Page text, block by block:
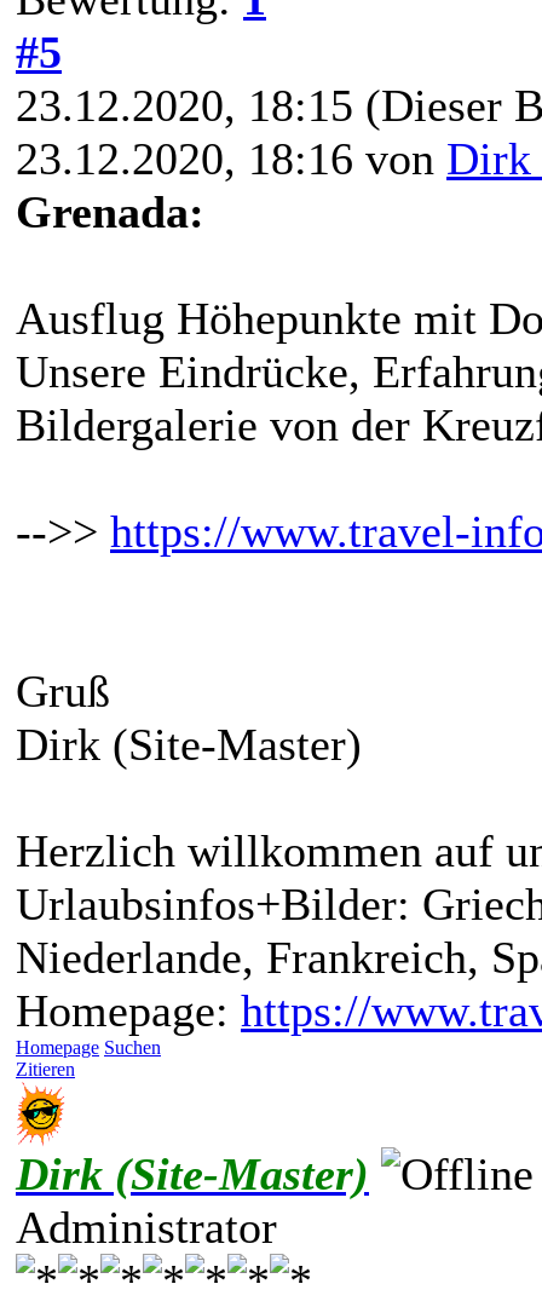
#5
23.12.2020, 18:15 (Dieser
23.12.2020, 18:16 von Dirk
Grenada:
Ausflug Höhepunkte mit
Unsere Eindrücke,
Bildergalerie von der
-->> https://www.travel-
Gruß
Dirk (Site-Master)
Herzlich willkommen auf
Urlaubsinfos+Bilder:
Niederlande, Frankreich,
Homepage: https://
Homepage Suchen
Zitieren
Dirk (Site-Master)
Administrator